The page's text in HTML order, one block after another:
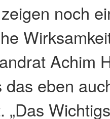
noch
Achim
das eben
„Das